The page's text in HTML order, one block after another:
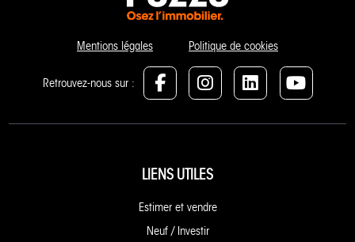
Mentions légales Politique de cookies
Retrouvez-nous sur :
LIENS UTILES
Estimer et vendre
Neuf / Investir